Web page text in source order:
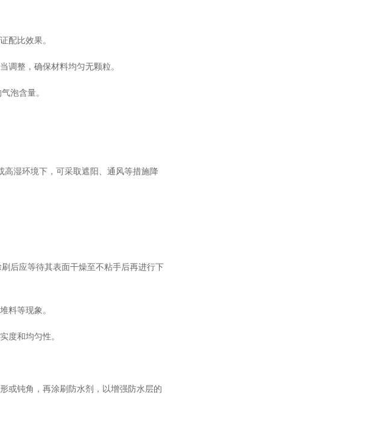
配比效果。
调整，确保材料均匀无颗粒。
泡含量。
湿环境下，可采取遮阳、通风等措施降
后应等待其表面干燥至不粘手后再进行下
料等现象。
度和均匀性。
或钝角，再涂刷防水剂，以增强防水层的